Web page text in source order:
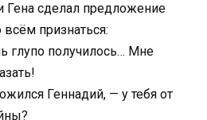
Гена сделал предложение
признаться:
глупо получилось… Мне
Геннадий, — у тебя от